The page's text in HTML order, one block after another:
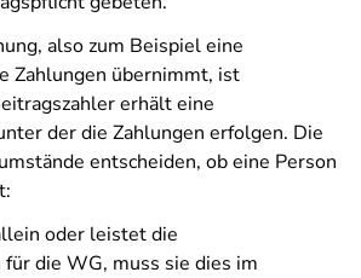
also zum Beispiel eine
Zahlungen übernimmt, ist
erhält eine
der die Zahlungen erfolgen. Die
entscheiden, ob eine Person
oder leistet die
die WG, muss sie dies im